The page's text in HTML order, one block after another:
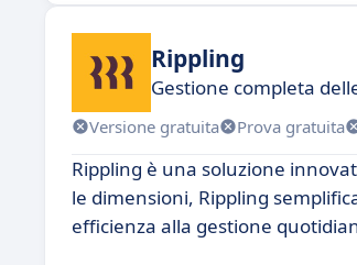
Rippling
Gestione completa
Versione gratuita Prova gratuita
Rippling è una soluzione
le dimensioni, Rippling
efficienza alla gestione